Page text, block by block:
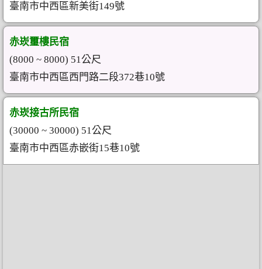
臺南市中西區新美街149號
赤崁璽樓民宿
(8000 ~ 8000) 51公尺
臺南市中西區西門路二段372巷10號
赤崁接古所民宿
(30000 ~ 30000) 51公尺
臺南市中西區赤嵌街15巷10號